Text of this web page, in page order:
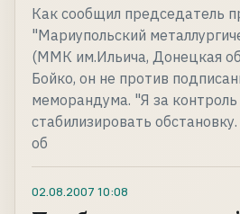
Как сообщил председатель
"Мариупольский
(ММК им.Ильича, Донецкая
Бойко, он не против
меморандума. "Я за
стабилизировать
об
02.08.2007 10:08